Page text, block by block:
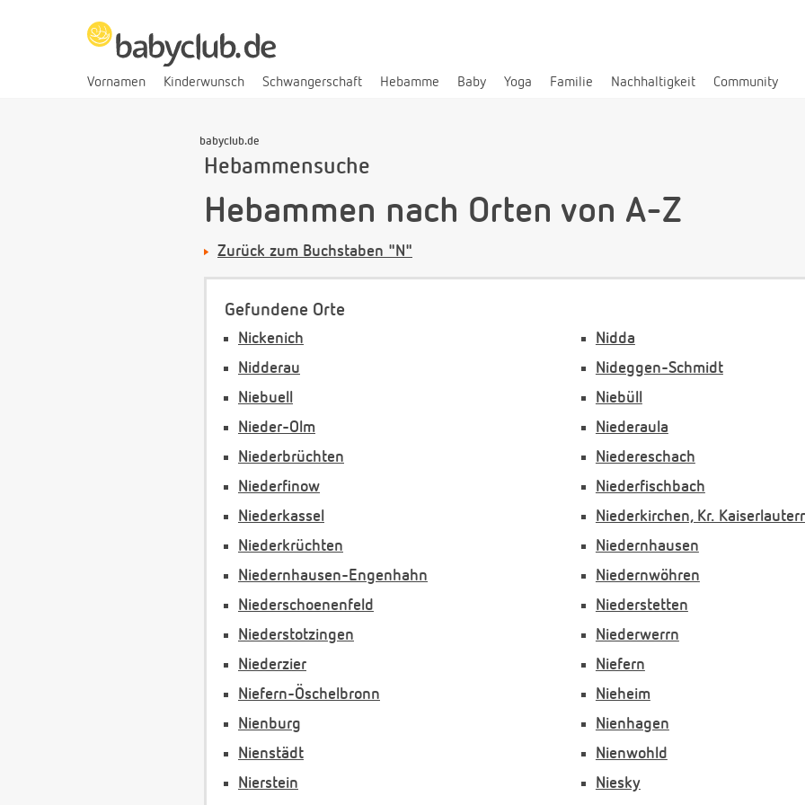
Vornamen Kinderwunsch Schwangerschaft Hebamme Baby Yoga Familie Nachhaltigkeit Community
babyclub.de
Hebammensuche
Hebammen nach Orten von A-Z
Zurück zum Buchstaben "N"
Gefundene Orte
Nickenich
Nidda
Nidderau
Nideggen-Schmidt
Niebuell
Niebüll
Nieder-Olm
Niederaula
Niederbrüchten
Niedereschach
Niederfinow
Niederfischbach
Niederkassel
Niederkirchen, Kr.
Niederkrüchten
Niedernhausen
Niedernhausen-Engenhahn
Niedernwöhren
Niederschoenenfeld
Niederstetten
Niederstotzingen
Niederwerrn
Niederzier
Niefern
Niefern-Öschelbronn
Nieheim
Nienburg
Nienhagen
Nienstädt
Nienwohld
Nierstein
Niesky